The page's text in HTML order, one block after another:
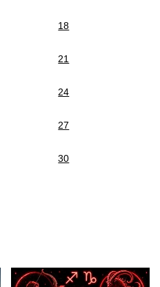
18
21
24
27
30